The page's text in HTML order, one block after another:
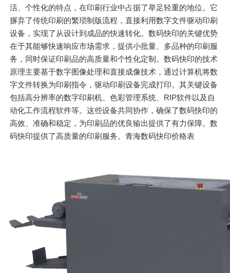
活、个性化的特点，在印刷行业中占据了举足轻重的地位。它
摒弃了传统印刷的繁琐制版流程，直接利用数字文件驱动印刷
设备，实现了从设计到成品的快速转化。数码快印的关键优势
在于其能够快速响应市场需求，提供小批量、多品种的印刷服
务，同时保证印刷品的高质量和个性化定制。数码快印的技术
原理主要基于数字图像处理和直接成像技术，通过计算机将数
字文件转换为印刷指令，驱动印刷设备完成打印。其关键设备
包括高分辨率的数字印刷机、色彩管理系统、RIP软件以及自
动化工作流程软件等。这些设备共同协作，确保了数码快印的
高效、准确和稳定，为印刷品的优良输出提供了有力保障。数
码快印提供了高质量的印刷服务。青海数码快印价格表